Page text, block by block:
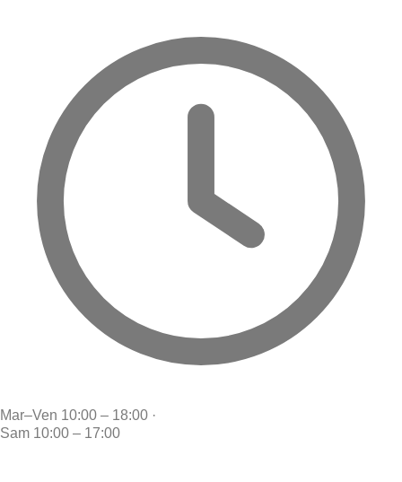
Mar–Ven 10:00 – 18:00 ·
Sam 10:00 – 17:00